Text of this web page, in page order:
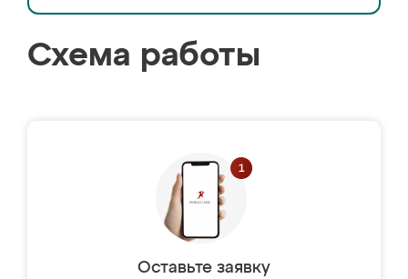
Схема работы
Оставьте заявку